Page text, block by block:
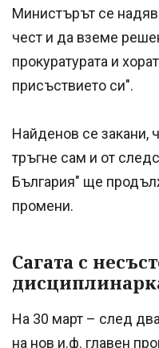
Министърът се
чест и да вземе
прокуратурата и
присъствието си".
Найденов се закани,
тръгне сам и от
България" ще
промени.
Сагата с
На 30 март – след
на нов и.ф. главен